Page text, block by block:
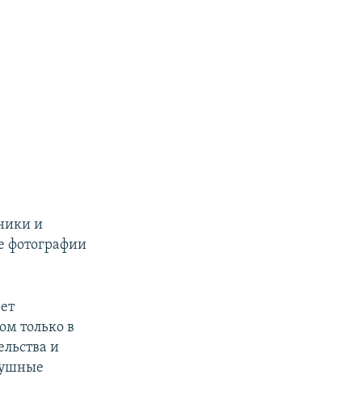
и
фотографии
только в
и